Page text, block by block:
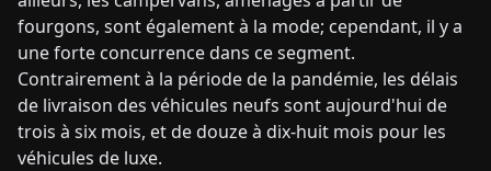
fourgons, sont également à la mode; cependant, il y a
une forte concurrence dans ce segment.
Contrairement à la période de la pandémie, les délais
de livraison des véhicules neufs sont aujourd'hui de
trois à six mois, et de douze à dix-huit mois pour les
véhicules de luxe.